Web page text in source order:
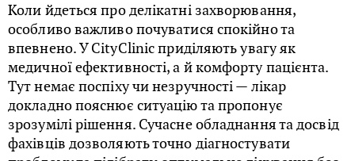
Коли йдеться про делікатні захворювання,
особливо важливо почуватися спокійно та
впевнено. У CityClinic приділяють увагу як
медичної ефективності, а й комфорту пацієнта.
Тут немає поспіху чи незручності — лікар
докладно пояснює ситуацію та пропонує
зрозумілі рішення. Сучасне обладнання та досвід
фахівців дозволяють точно діагностувати